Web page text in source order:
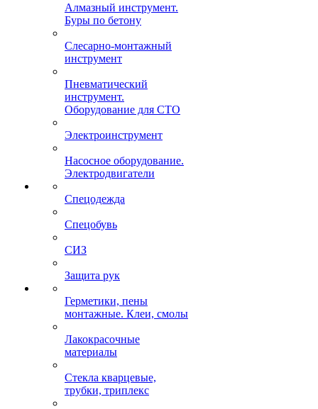
Алмазный инструмент.
Буры по бетону
Слесарно-монтажный
инструмент
Пневматический
инструмент.
Оборудование для СТО
Электроинструмент
Насосное оборудование.
Электродвигатели
Спецодежда
Спецобувь
СИЗ
Защита рук
Герметики, пены
монтажные. Клеи, смолы
Лакокрасочные
материалы
Стекла кварцевые,
трубки, триплекс